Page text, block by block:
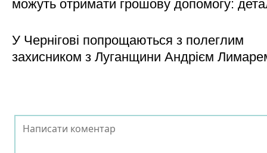
можуть отримати грошову допомогу:
У Чернігові попрощаються з полеглим
захисником з Луганщини Андрієм